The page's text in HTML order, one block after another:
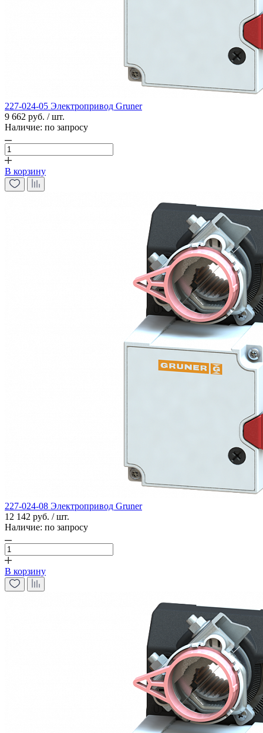
227-024-05 Электропривод Gruner
9 662 руб. / шт.
Наличие: по запросу
В корзину
227-024-08 Электропривод Gruner
12 142 руб. / шт.
Наличие: по запросу
В корзину